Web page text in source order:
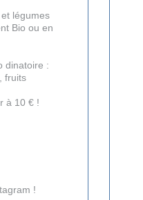
légumes
Bio ou en
dinatoire :
fruits
à 10 € !
!